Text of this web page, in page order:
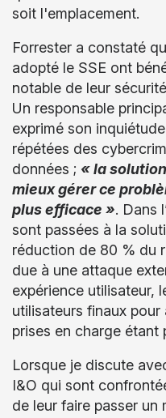
soit l'emplacement.
Forrester a constaté
adopté le SSE ont
notable de leur
Un responsable
exprimé son
répétées des
données ; « la
mieux gérer ce
plus efficace ». Dans
sont passées à la
réduction de 80 % du
due à une attaque
expérience utilisateur,
utilisateurs finaux
prises en charge étant
Lorsque je discute
I&O qui sont
de leur faire passer un